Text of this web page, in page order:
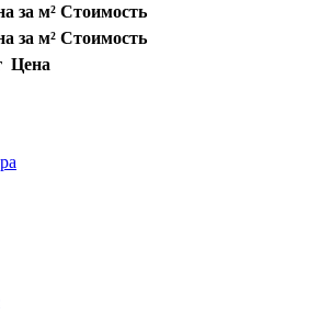
за м² Стоимость
за м² Стоимость
Цена